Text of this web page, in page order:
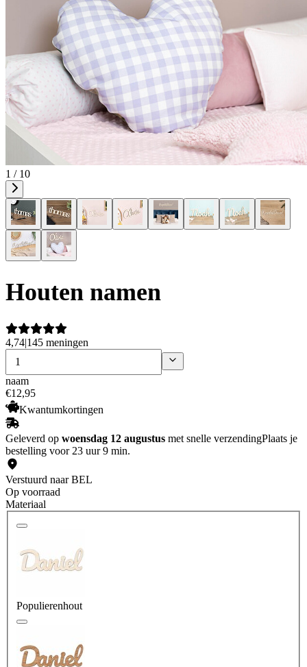
1 / 10
Houten namen
4,74|145 meningen
naam
€12,95
Kwantumkortingen
Geleverd op woensdag 12 augustus met snelle verzendingPlaats je
bestelling voor 23 uur 9 min.
Verstuurd naar BEL
Op voorraad
Materiaal
Populierenhout